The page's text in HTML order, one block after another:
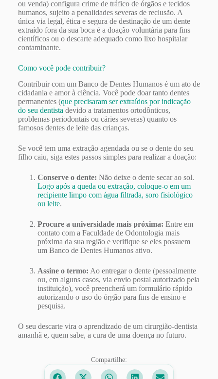
ou venda) configura crime de tráfico de órgãos e tecidos
humanos, sujeito a penalidades severas de reclusão. A
única via legal, ética e segura de destinação de um dente
extraído fora da sua boca é a doação voluntária para fins
científicos ou o descarte adequado como lixo hospitalar
contaminante.
Como você pode contribuir?
Contribuir com um Banco de Dentes Humanos é um ato de
cidadania e amor à ciência. Você pode doar tanto dentes
permanentes (que precisaram ser extraídos por indicação
do seu dentista devido a tratamentos ortodônticos,
problemas periodontais ou cáries severas) quanto os
famosos dentes de leite das crianças.
Se você tem uma extração agendada ou se o dente do seu
filho caiu, siga estes passos simples para realizar a doação:
Conserve o dente: Não deixe o dente secar ao sol.
Logo após a queda ou extração, coloque-o em um
recipiente limpo com água filtrada, soro fisiológico
ou leite.
Procure a universidade mais próxima: Entre em
contato com a Faculdade de Odontologia mais
próxima da sua região e verifique se eles possuem
um Banco de Dentes Humanos ativo.
Assine o termo: Ao entregar o dente (pessoalmente
ou, em alguns casos, via envio postal autorizado pela
instituição), você preencherá um formulário rápido
autorizando o uso do órgão para fins de ensino e
pesquisa.
O seu descarte vira o aprendizado de um cirurgião-dentista
amanhã e, quem sabe, a cura de uma doença no futuro.
Compartilhe: